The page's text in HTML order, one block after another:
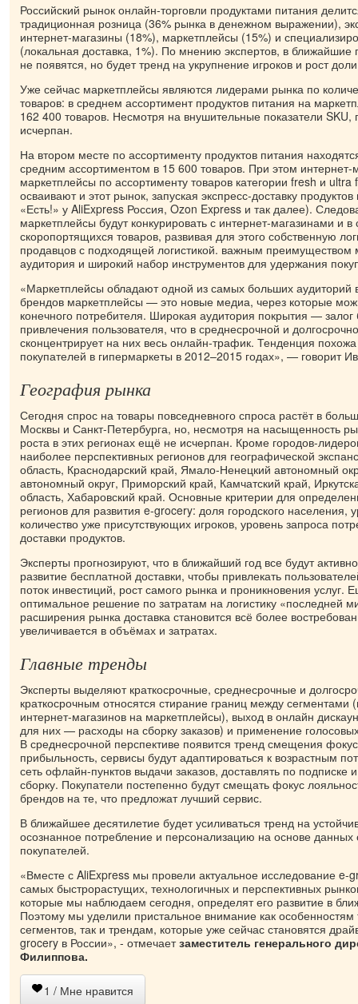
Российский рынок онлайн-торговли продуктами питания
традиционная розница (36% рынка в денежном выражении),
интернет-магазины (18%), маркетплейсы (15%) и
(локальная доставка, 1%). По мнению экспертов, в ближайшие
не появятся, но будет тренд на укрупнение игроков и рост
Уже сейчас маркетплейсы являются лидерами рынка по
товаров: в среднем ассортимент продуктов питания на
162 400 товаров. Несмотря на внушительные показатели SKU,
исчерпан.
На втором месте по ассортименту продуктов питания
средним ассортиментом в 15 600 товаров. При этом
маркетплейсы по ассортименту товаров категории fresh и
осваивают и этот рынок, запуская экспресс-доставку
«Есть!» у AliExpress Россия, Ozon Express и так далее).
маркетплейсы будут конкурировать с интернет-магазинами и в
скоропортящихся товаров, развивая для этого собственную
продавцов с подходящей логистикой. важным преимуществом
аудитория и широкий набор инструментов для удержания
«Маркетплейсы обладают одной из самых больших аудиторий
брендов маркетплейсы — это новые медиа, через которые
конечного потребителя. Широкая аудитория покрытия —
привлечения пользователя, что в среднесрочной и
сконцентрирует на них весь онлайн-трафик. Тенденция
покупателей в гипермаркеты в 2012–2015 годах», — говорит
География рынка
Сегодня спрос на товары повседневного спроса растёт в
Москвы и Санкт-Петербурга, но, несмотря на насыщенность
роста в этих регионах ещё не исчерпан. Кроме городов-
наиболее перспективных регионов для географической
область, Краснодарский край, Ямало-Ненецкий автономный
автономный округ, Приморский край, Камчатский край,
область, Хабаровский край. Основные критерии для
регионов для развития e-grocery: доля городского населения,
количество уже присутствующих игроков, уровень запроса
доставки продуктов.
Эксперты прогнозируют, что в ближайший год все будут
развитие бесплатной доставки, чтобы привлекать
поток инвестиций, рост самого рынка и проникновения
оптимальное решение по затратам на логистику «последней
расширения рынка доставка становится всё более
увеличивается в объёмах и затратах.
Главные тренды
Эксперты выделяют краткосрочные, среднесрочные и
краткосрочным относятся стирание границ между
интернет-магазинов на маркетплейсы), выход в онлайн
для них — расходы на сборку заказов) и применение
В среднесрочной перспективе появится тренд смещения
прибыльность, сервисы будут адаптироваться к возрастным
сеть офлайн-пунктов выдачи заказов, доставлять по подписке
сборку. Покупатели постепенно будут смещать фокус
брендов на те, что предложат лучший сервис.
В ближайшее десятилетие будет усиливаться тренд на
осознанное потребление и персонализацию на основе данных
покупателей.
«Вместе с AliExpress мы провели актуальное исследование e-
самых быстрорастущих, технологичных и перспективных
которые мы наблюдаем сегодня, определят его развитие в
Поэтому мы уделили пристальное внимание как
сегментов, так и трендам, которые уже сейчас становятся
grocery в России», - отмечаетзаместитель генерального
Филиппова.
1 / Мне нравится